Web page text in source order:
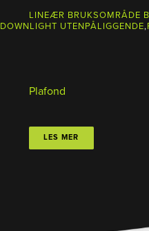
DOWNLIGHT UTENPÅLIGGENDE,
LINEÆR BRUKSOMRÅDE
Plafond
LES MER